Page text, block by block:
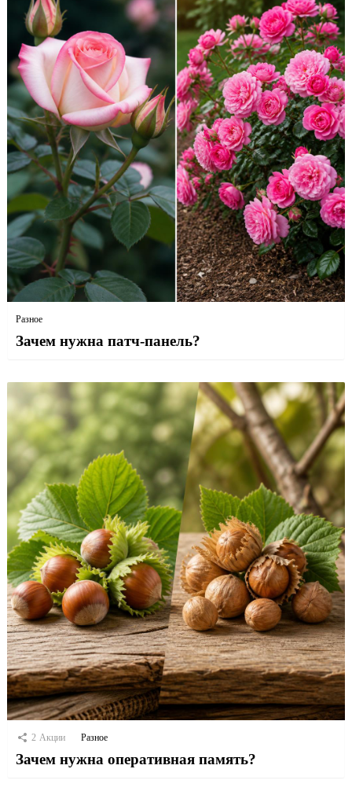
Разное
Зачем нужна патч-панель?
2 Акции Разное
Зачем нужна оперативная память?